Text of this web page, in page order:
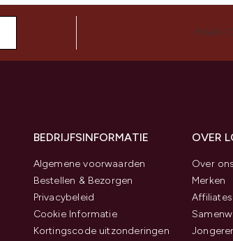
MAAK
BEDRIJFSINFORMATIE
Algemene voorwaarden
Bestellen & Bezorgen
Privacybeleid
Cookie Informatie
Kortingscode uitzonderingen
OVER
Over
Merken
Affiliates